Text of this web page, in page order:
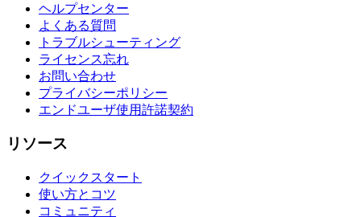
ヘルプセンター
よくある質問
トラブルシューティング
ライセンス忘れ
お問い合わせ
プライバシーポリシー
エンドユーザ使用許諾契約
リソース
クイックスタート
使い方とコツ
コミュニティ